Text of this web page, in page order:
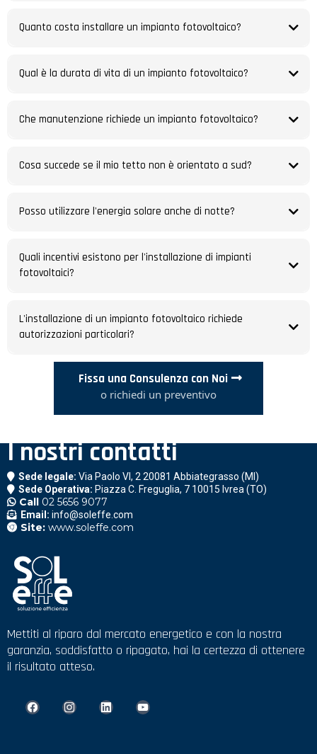
Quanto costa installare un impianto fotovoltaico?
Qual è la durata di vita di un impianto fotovoltaico?
Che manutenzione richiede un impianto fotovoltaico?
Cosa succede se il mio tetto non è orientato a sud?
Posso utilizzare l'energia solare anche di notte?
Quali incentivi esistono per l'installazione di impianti
fotovoltaici?
L'installazione di un impianto fotovoltaico richiede
autorizzazioni particolari?
Fissa una Consulenza con Noi
o richiedi un preventivo
I nostri contatti
Sede legale: Via Paolo VI, 2 20081 Abbiategrasso (MI)
Sede Operativa: Piazza C. Freguglia, 7 10015 Ivrea (TO)
Call 02 5656 9077
Email: info@soleffe.com
Site: www.soleffe.com
Mettiti al riparo dal mercato energetico e con la nostra
garanzia, soddisfatto o ripagato, hai la certezza di ottenere
il risultato atteso.